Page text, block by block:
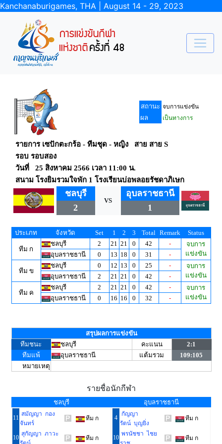
Kanchanaburigames, THA | August 14 - 29, 2023
สถานะ จบการแข่งขัน
ผล เป็นทางการ
รายการ เซปักตะกร้อ - ทีมชุด - หญิง สาย สาย S
รอบ รอบสอง
วันที่ 25 สิงหาคม 2566 เวลา 11:00 น.
สนาม โรงยิมรวมใจพัก 1 โรงเรียนบ่อพลอยรัชดาภิเษก
ชลบุรี
VS
อุบลราชธานี
2
1
ประเภท จังหวัด Set 1 2 3 Total Remark Status
ทีม ก
ชลบุรี 2 21 21 0 42 -
จบการ
แข่งขัน
อุบลราชธานี 0 13 18 0 31 -
ทีม ข
ชลบุรี 0 12 13 0 25 -
จบการ
แข่งขัน
อุบลราชธานี 2 21 21 0 42 -
ทีม ค
ชลบุรี 2 21 21 0 42 -
จบการ
แข่งขัน
อุบลราชธานี 0 16 16 0 32 -
สรุปผลการแข่งขัน
ทีมชนะ
ชลบุรี คะแนน
2:1
ทีมแพ้
อุบลราชธานี แต้มรวม
109:105
หมายเหตุ
รายชื่อนักกีฬา
ชลบุรี อุบลราชธานี
11
สมัญญา กอง
จันทร์
ทีม ก
10
สุกัญญา ภาวะ
ทีม ก
4
กัญญา
รัตน์ บุญยิ่ง
ทีม ก
10
พรนัชชา ไชย
ทีม ก